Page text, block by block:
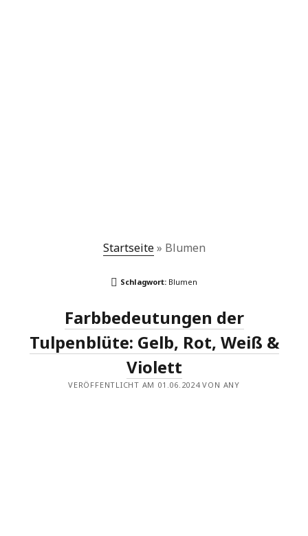
Startseite» Blumen
Schlagwort: Blumen
Farbbedeutungen der
Tulpenblüte: Gelb, Rot, Weiß &
Violett
VERÖFFENTLICHT AM 01.06.2024 VON ANY